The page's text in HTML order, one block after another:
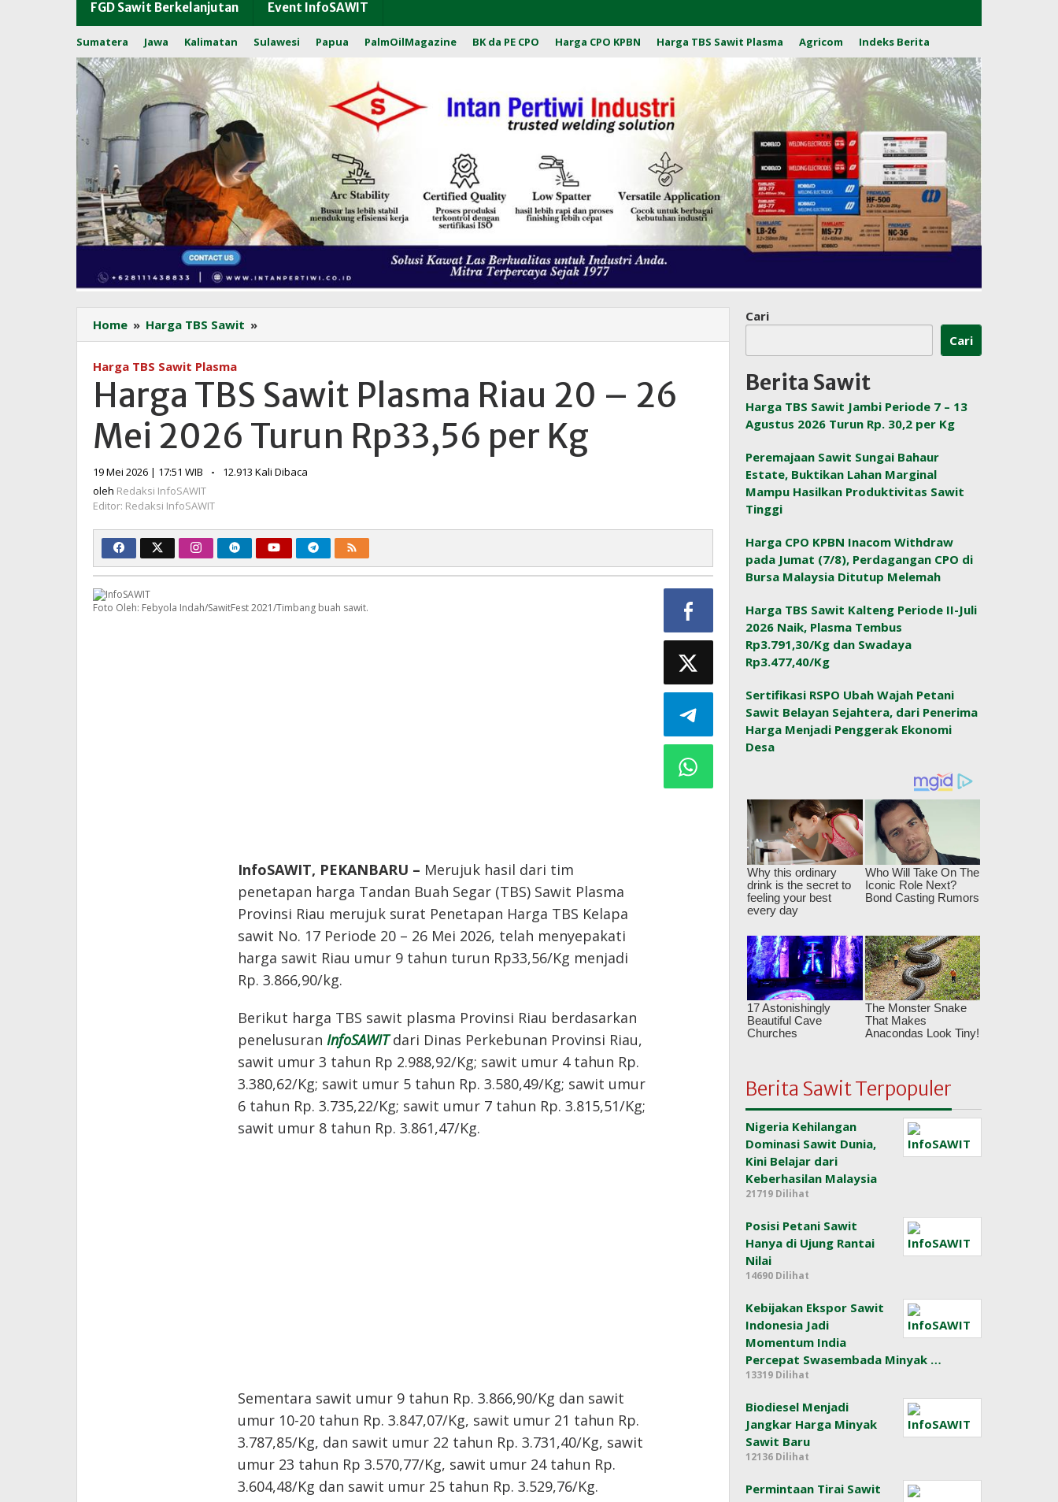
FGD Sawit Berkelanjutan Event InfoSAWIT
Sumatera Jawa Kalimatan Sulawesi Papua PalmOilMagazine BK da PE CPO Harga CPO KPBN Harga TBS Sawit Plasma Agricom Indeks Berita
Home » Harga TBS Sawit »
TBS
Riau
20
–
26
2026
per
Kg
Harga TBS Sawit Plasma
Harga TBS Sawit Plasma Riau 20 – 26
Mei 2026 Turun Rp33,56 per Kg
19 Mei 2026 | 17:51 WIB
oleh
InfoSAWIT
-
12.913 Kali Dibaca
oleh Redaksi InfoSAWIT
Editor: Redaksi InfoSAWIT
Foto Oleh: Febyola Indah/SawitFest 2021/Timbang buah sawit.
InfoSAWIT, PEKANBARU – Merujuk hasil dari tim
penetapan harga Tandan Buah Segar (TBS) Sawit Plasma
Provinsi Riau merujuk surat Penetapan Harga TBS Kelapa
sawit No. 17 Periode 20 – 26 Mei 2026, telah menyepakati
harga sawit Riau umur 9 tahun turun Rp33,56/Kg menjadi
Rp. 3.866,90/kg.
Berikut harga TBS sawit plasma Provinsi Riau berdasarkan
penelusuran InfoSAWIT dari Dinas Perkebunan Provinsi Riau,
sawit umur 3 tahun Rp 2.988,92/Kg; sawit umur 4 tahun Rp.
3.380,62/Kg; sawit umur 5 tahun Rp. 3.580,49/Kg; sawit umur
6 tahun Rp. 3.735,22/Kg; sawit umur 7 tahun Rp. 3.815,51/Kg;
sawit umur 8 tahun Rp. 3.861,47/Kg.
Sementara sawit umur 9 tahun Rp. 3.866,90/Kg dan sawit
umur 10-20 tahun Rp. 3.847,07/Kg, sawit umur 21 tahun Rp.
3.787,85/Kg, dan sawit umur 22 tahun Rp. 3.731,40/Kg, sawit
umur 23 tahun Rp 3.570,77/Kg, sawit umur 24 tahun Rp.
3.604,48/Kg dan sawit umur 25 tahun Rp. 3.529,76/Kg.
Cari
Cari
Berita Sawit
Harga TBS Sawit Jambi Periode 7 – 13
Agustus 2026 Turun Rp. 30,2 per Kg
Peremajaan Sawit Sungai Bahaur
Estate, Buktikan Lahan Marginal
Mampu Hasilkan Produktivitas Sawit
Tinggi
Harga CPO KPBN Inacom Withdraw
pada Jumat (7/8), Perdagangan CPO di
Bursa Malaysia Ditutup Melemah
Harga TBS Sawit Kalteng Periode II-Juli
2026 Naik, Plasma Tembus
Rp3.791,30/Kg dan Swadaya
Rp3.477,40/Kg
Sertifikasi RSPO Ubah Wajah Petani
Sawit Belayan Sejahtera, dari Penerima
Harga Menjadi Penggerak Ekonomi
Desa
Berita Sawit Terpopuler
Nigeria Kehilangan
Dominasi Sawit Dunia,
Kini Belajar dari
Keberhasilan Malaysia
21719 Dilihat
Posisi Petani Sawit
Hanya di Ujung Rantai
Nilai
14690 Dilihat
Kebijakan Ekspor Sawit
Indonesia Jadi
Momentum India
Percepat Swasembada Minyak …
13319 Dilihat
Biodiesel Menjadi
Jangkar Harga Minyak
Sawit Baru
12136 Dilihat
Permintaan Tirai Sawit